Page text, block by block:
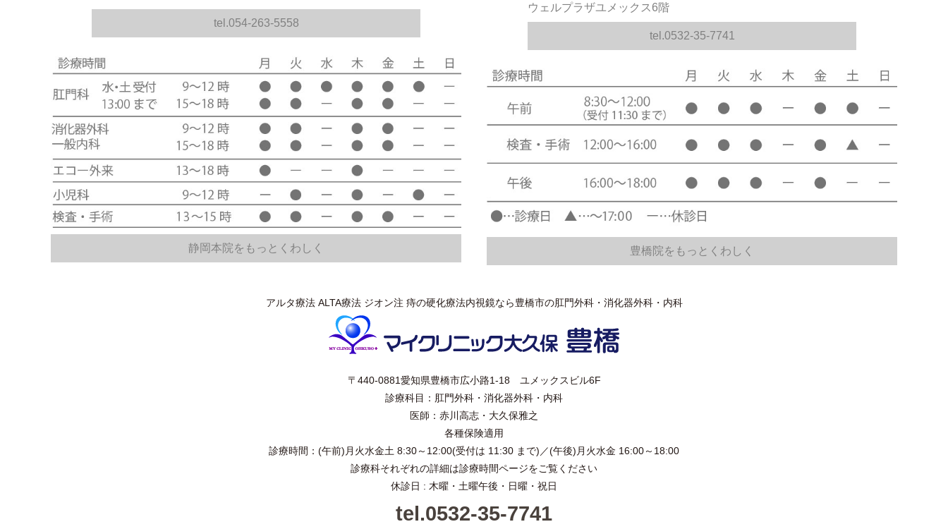
tel.054-263-5558
静岡本院をもっとくわしく
ウェルプラザユメックス6階
tel.0532-35-7741
豊橋院をもっとくわしく
アルタ療法 ALTA療法 ジオン注 痔の硬化療法内視鏡なら豊橋市の肛門外科・消化器外科・内科
〒440-0881愛知県豊橋市広小路1-18 ユメックスビル6F
診療科目：肛門外科・消化器外科・内科
医師：赤川高志・大久保雅之
各種保険適用
診療時間：(午前)月火水金土 8:30～12:00(受付は 11:30 まで)／(午後)月火水金 16:00～18:00
診療科それぞれの詳細は診療時間ページをご覧ください
休診日 : 木曜・土曜午後・日曜・祝日
tel.0532-35-7741